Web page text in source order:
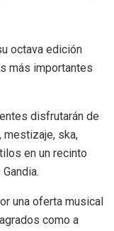
octava edición
más importantes
disfrutarán de
mestizaje, ska,
en un recinto
una oferta musical
como a